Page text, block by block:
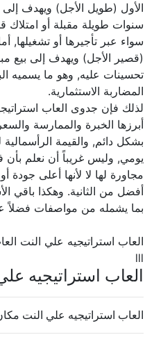
الأول (طويل الأجل) ويهدف إلى
سنوات طويلة مقبلة أو امتلاك
سواء عبر تأجيرها أو تشغيلها, أما
(قصير الأجل) ويهدف إلى بيع
تحسينات عليه, وهو ما يسميه
المضاربة الاستثمارية.
لذلك فإن جدوى العاب
أبرزها الخبرة والممارسة
بشكل دائم, والقيمة الرأسمالية
يومي, وليس غريباً أن نعلم بأن
مجاورة لها لا لأنها أعلى جودة
أفضل من الثانية. وهكذا باقي
بما يشمله من مواصفات فضلاً
العاب استراتيجيه علي النت
العاب استراتيجيه
العاب استراتيجيه علي النت